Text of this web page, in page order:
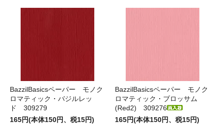
BazzilBasicsペーパー モノク
ロマティック・バジルレッ
ド 309279
165円(本体150円、税15円)
BazzilBasicsペーパー モノク
ロマティック・ブロッサム
(Red2) 309276
165円(本体150円、税15円)